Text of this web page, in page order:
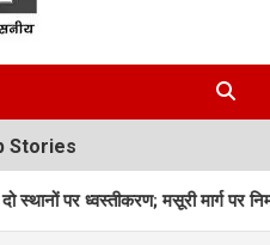
Stories
मार्ग पर निर्माण सील उत्तराखंड